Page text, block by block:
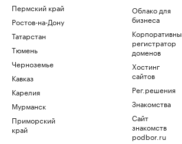
Пермский край
Ростов-на-Дону
Татарстан
Тюмень
Черноземье
Кавказ
Карелия
Мурманск
Приморский
край
Облако для
бизнеса
регистратор
доменов
Хостинг
сайтов
Рег.решения
Знакомства
Сайт
знакомств
podbor.ru